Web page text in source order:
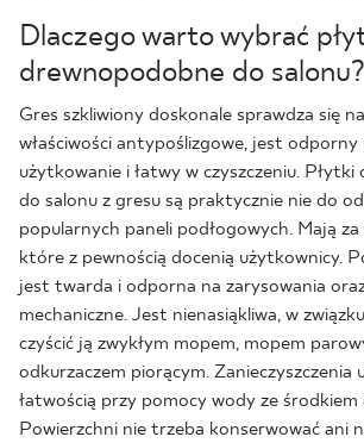
Dlaczego warto wybrać
drewnopodobne do salonu?
Gres szkliwiony doskonale sprawdza się
właściwości antypoślizgowe, jest
użytkowanie i łatwy w czyszczeniu.
do salonu z gresu są praktycznie nie do
popularnych paneli podłogowych. Mają
które z pewnością docenią użytkownicy.
jest twarda i odporna na zarysowania
mechaniczne. Jest nienasiąkliwa, w
czyścić ją zwykłym mopem, mopem
odkurzaczem piorącym. Zanieczyszczenia
łatwością przy pomocy wody ze środkiem
Powierzchni nie trzeba konserwować ani